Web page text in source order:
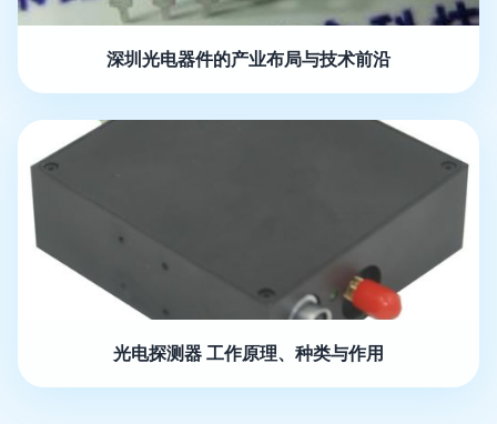
深圳光电器件的产业布局与技术前沿
光电探测器 工作原理、种类与作用